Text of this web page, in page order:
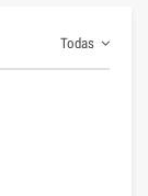
Todas